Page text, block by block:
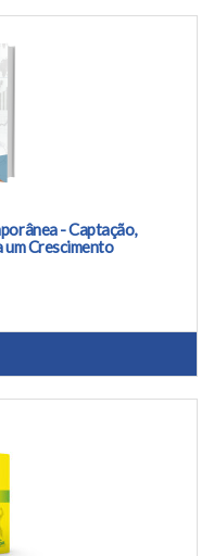
- Captação,
um Crescimento